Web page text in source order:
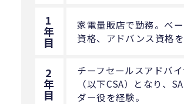
1
年
目
家電量販店で勤務。ベ
資格、アドバンス資格を
2
年
目
チーフセールスアドバ
（以下CSA）となり、
ダー役を経験。